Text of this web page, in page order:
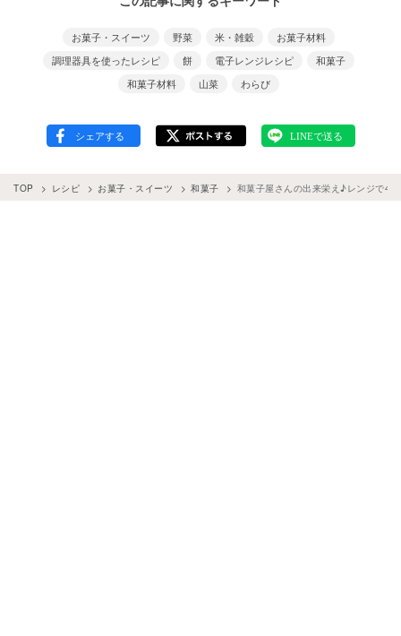
お菓子・スイーツ 野菜 米・雑穀
お菓子材料
調理器具を使ったレシピ
餅 電子レンジレシピ
和菓子
和菓子材料
山菜 わらび
TOP レシピ お菓子・スイーツ 和菓子 和菓子屋さんの出来栄え♪レンジで4